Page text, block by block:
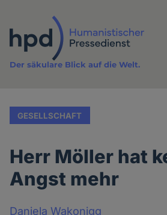
Inhalt
Der säkulare Blick auf die Welt.
GESELLSCHAFT
Herr Möller hat
Angst mehr
Daniela Wakonigg